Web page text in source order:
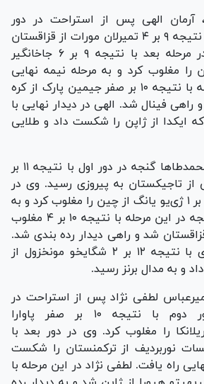
کیلوگرم، آرمان الهی پس از استراحت در دور
نخست، در دور دوم با نتیجه ۹ بر ۴ تمیرلان مورات از قزاقستان
را شکست داد. وی در مرحله بعد با نتیجه ۹ بر ۶ جاخانگیر
را مغلوب کرد و به مرحله نیمه نهایی
شد. الهی در این مرحله با نتیجه ۱۰ بر صفر جیمین پارک از کره
فینال شد. الهی در دیدار نهایی با
۳ کیوسوکه ایکدا از ژاپن را شکست داد و طلایی
در وزن ۶۰ کیلوگرم، محمدطا‌ها گنجه در دور اول با نتیجه ۱۱ بر
از تاجیکستان به پیروزی رسید. وی در
مرحله بعد با نتیجه ۱۲ بر ۱ ژی‌یو یانگ از چین را مغلوب کرد و به
نیمه نهایی رسیدو گنجه در این مرحله با نتیجه ۱۰ بر ۴ مغلوب
شد و راهی دیدار رده بندی شد.
وی در دیدار رده بندی با نتیجه ۱۲ بر ۲ شگایخو مونخزول از
و به مدال برنز رسید.
امیرعباس لطفی نژاد پس از استراحت در
دور نخست، در دور دوم با نتیجه ۱۰ بر صفر پاوارا
را مغلوب کرد. وی در دور بعد با
ماکسات نوربردیف از ترکمنستان را شکست
راه یافت. لطفی نژاد در این مرحله با